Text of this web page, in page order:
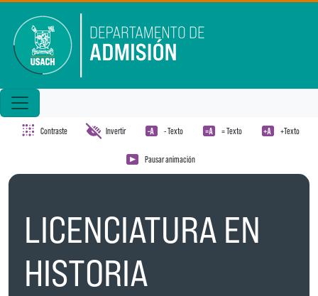
Contraste Invertir - Texto = Texto +Texto
Pausar animación
LICENCIATURA EN
HISTORIA